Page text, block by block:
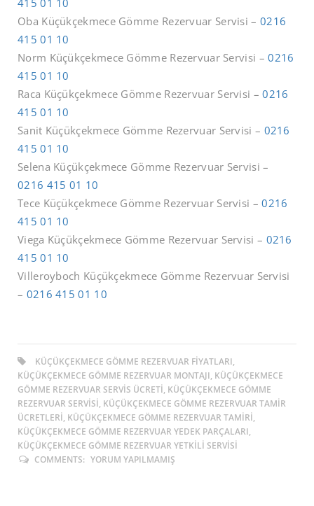
415 01 10
Oba Küçükçekmece Gömme Rezervuar Servisi – 0216
415 01 10
Norm Küçükçekmece Gömme Rezervuar Servisi –0216
415 01 10
Raca Küçükçekmece Gömme Rezervuar Servisi –0216
415 01 10
Sanit Küçükçekmece Gömme Rezervuar Servisi – 0216
415 01 10
Selena Küçükçekmece Gömme Rezervuar Servisi –
0216 415 01 10
Tece Küçükçekmece Gömme Rezervuar Servisi –0216
415 01 10
Viega Küçükçekmece Gömme Rezervuar Servisi – 0216
415 01 10
Villeroyboch Küçükçekmece Gömme Rezervuar Servisi
– 0216 415 01 10
KÜÇÜKÇEKMECE GÖMME REZERVUAR FIYATLARI,
KÜÇÜKÇEKMECE GÖMME REZERVUAR MONTAJI, KÜÇÜKÇEKMECE
GÖMME REZERVUAR SERVIS ÜCRETI, KÜÇÜKÇEKMECE GÖMME
REZERVUAR SERVISI, KÜÇÜKÇEKMECE GÖMME REZERVUAR TAMIR
ÜCRETLERI, KÜÇÜKÇEKMECE GÖMME REZERVUAR TAMIRI,
KÜÇÜKÇEKMECE GÖMME REZERVUAR YEDEK PARÇALARI,
KÜÇÜKÇEKMECE GÖMME REZERVUAR YETKILI SERVISI
COMMENTS: YORUM YAPILMAMIŞ